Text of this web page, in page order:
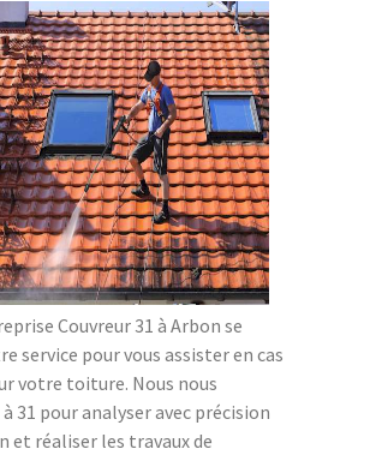
Couvreur 31 à Arbon se
service pour vous assister en cas
votre toiture. Nous nous
31 pour analyser avec précision
et réaliser les travaux de